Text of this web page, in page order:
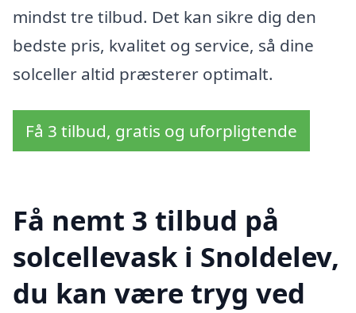
mindst tre tilbud. Det kan sikre dig den
bedste pris, kvalitet og service, så dine
solceller altid præsterer optimalt.
Få 3 tilbud, gratis og uforpligtende
Få nemt 3 tilbud på
solcellevask i Snoldelev,
du kan være tryg ved